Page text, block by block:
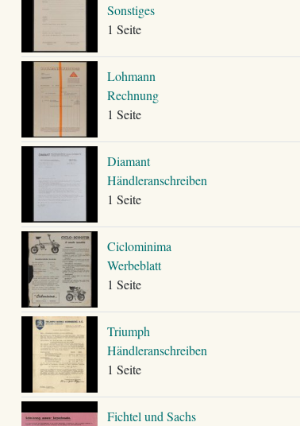
Sonstiges
1 Seite
Lohmann
Rechnung
1 Seite
Diamant
Händleranschreiben
1 Seite
Ciclominima
Werbeblatt
1 Seite
Triumph
Händleranschreiben
1 Seite
Fichtel und Sachs